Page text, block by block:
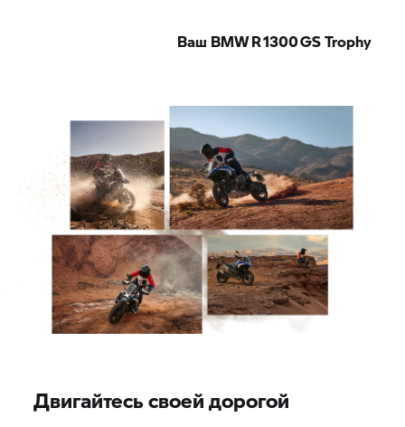
Ваш BMW R 1300GS Trophy
Двигайтесь своей дорогой